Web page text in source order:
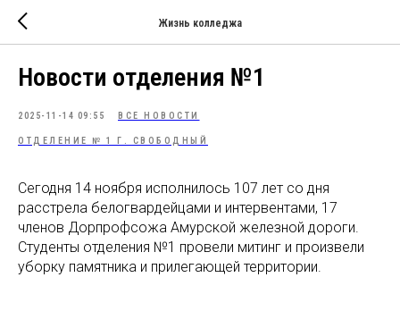
Жизнь колледжа
Новости отделения №1
2025-11-14 09:55 ВСЕ НОВОСТИ
ОТДЕЛЕНИЕ № 1 Г. СВОБОДНЫЙ
Сегодня 14 ноября исполнилось 107 лет со дня
расстрела белогвардейцами и интервентами, 17
членов Дорпрофсожа Амурской железной дороги.
Студенты отделения №1 провели митинг и произвели
уборку памятника и прилегающей территории.